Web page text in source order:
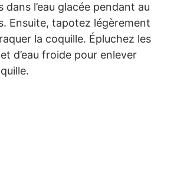
l’eau glacée pendant au
Ensuite, tapotez légèrement
la coquille. Épluchez les
d’eau froide pour enlever